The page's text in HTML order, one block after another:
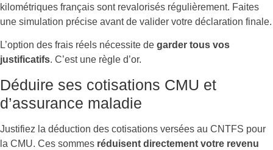
kilométriques français sont revalorisés régulièrement. Faites
une simulation précise avant de valider votre déclaration finale.
L’option des frais réels nécessite de garder tous vos
justificatifs. C’est une règle d’or.
Déduire ses cotisations CMU et
d’assurance maladie
Justifiez la déduction des cotisations versées au CNTFS pour
la CMU. Ces sommes réduisent directement votre revenu